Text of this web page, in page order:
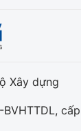
Xây dựng